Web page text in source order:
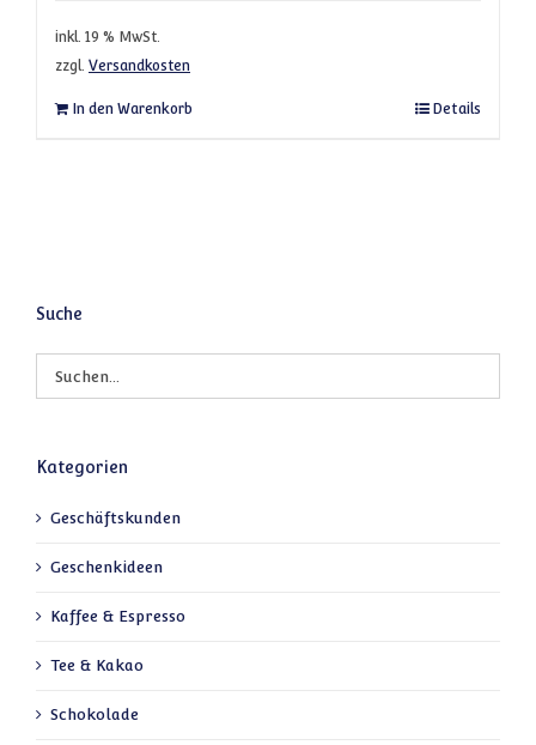
inkl. 19 % MwSt.
zzgl. Versandkosten
In den Warenkorb Details
Suche
Kategorien
Geschäftskunden
Geschenkideen
Kaffee & Espresso
Tee & Kakao
Schokolade